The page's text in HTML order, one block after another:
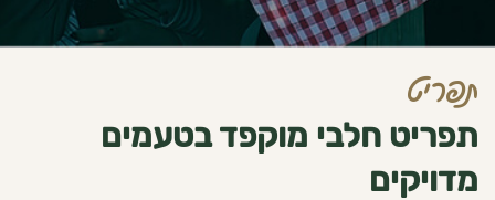
תפריט
תפריט חלבי מוקפד בטעמים
מדויקים